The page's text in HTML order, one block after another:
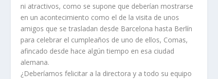
ni atractivos, como se supone que deberían mostrarse
en un acontecimiento como el de la visita de unos
amigos que se trasladan desde Barcelona hasta Berlín
para celebrar el cumpleaños de uno de ellos, Comas,
afincado desde hace algún tiempo en esa ciudad
alemana.
¿Deberíamos felicitar a la directora y a todo su equipo